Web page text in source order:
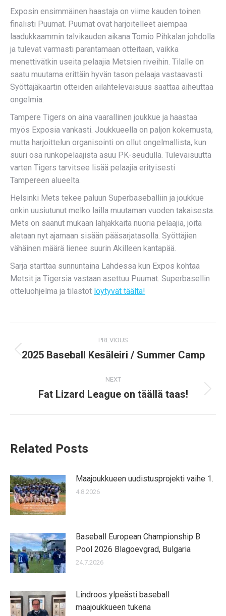
Exposin ensimmäinen haastaja on viime kauden toinen
finalisti Puumat. Puumat ovat harjoitelleet aiempaa
laadukkaammin talvikauden aikana Tomio Pihkalan johdolla
ja tulevat varmasti parantamaan otteitaan, vaikka
menettivätkin useita pelaajia Metsien riveihin. Tilalle on
saatu muutama erittäin hyvän tason pelaaja vastaavasti.
Syöttäjäkaartin otteiden ailahtelevaisuus saattaa aiheuttaa
ongelmia.
Tampere Tigers on aina vaarallinen joukkue ja haastaa
myös Exposia vankasti. Joukkueella on paljon kokemusta,
mutta harjoittelun organisointi on ollut ongelmallista, kun
suuri osa runkopelaajista asuu PK-seudulla. Tulevaisuutta
varten Tigers tarvitsee lisää pelaajia erityisesti
Tampereen alueelta.
Helsinki Mets tekee paluun Superbaseballiin ja joukkue
onkin uusiutunut melko lailla muutaman vuoden takaisesta.
Mets on saanut mukaan lahjakkaita nuoria pelaajia, joita
aletaan nyt ajamaan sisään pääsarjatasolla. Syöttäjien
vähäinen määrä lienee suurin Akilleen kantapää.
Sarja starttaa sunnuntaina Lahdessa kun Expos kohtaa
Metsit ja Tigersia vastaan asettuu Puumat. Superbasellin
otteluohjelma ja tilastot löytyvät täältä!
navigation
PREVIOUS
Previous
2025 Baseball Kesäleiri / Summer Camp
NEXT
Next
Fat Lizard League on täällä taas!
Related Posts
Maajoukkueen uudistusprojekti vaihe 1.
4.8.2026
Baseball European Championship B
Pool 2026 Blagoevgrad, Bulgaria
24.7.2026
Lindroos ylpeästi baseball
maajoukkueen tukena